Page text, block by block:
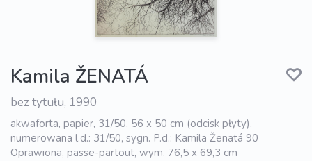
Kamila ŽENATÁ
bez tytułu, 1990
akwaforta, papier, 31/50, 56 x 50 cm (odcisk płyty),
numerowana l.d.: 31/50, sygn. P.d.: Kamila Ženatá 90
Oprawiona, passe-partout, wym. 76,5 x 69,3 cm